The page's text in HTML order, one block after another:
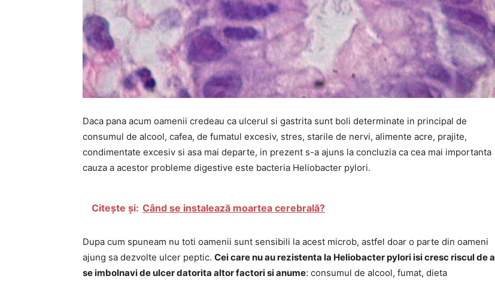
Daca pana acum oamenii credeau ca ulcerul si gastrita sunt boli determinate in principal de
consumul de alcool, cafea, de fumatul excesiv, stres, starile de nervi, alimente acre, prajite,
condimentate excesiv si asa mai departe, in prezent s-a ajuns la concluzia ca cea mai importanta
cauza a acestor probleme digestive este bacteria Heliobacter pylori.
Citește și: Când se instalează moartea cerebrală?
Dupa cum spuneam nu toti oamenii sunt sensibili la acest microb, astfel doar o parte din oameni
ajung sa dezvolte ulcer peptic. Cei care nu au rezistenta la Heliobacter pylori isi cresc riscul de a
se imbolnavi de ulcer datorita altor factori si anume: consumul de alcool, fumat, dieta